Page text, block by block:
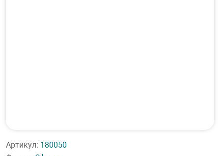
Артикул: 180050